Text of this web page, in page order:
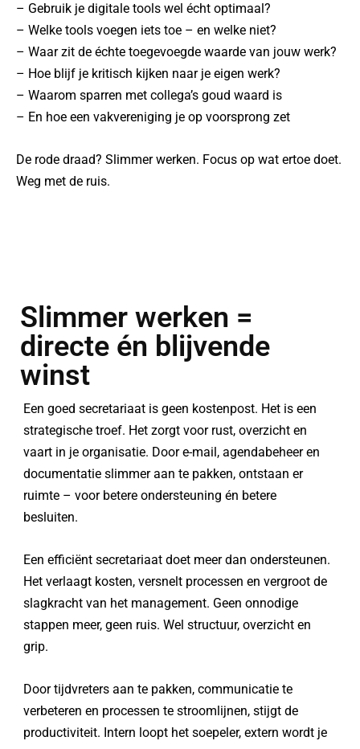
– Gebruik je digitale tools wel écht optimaal?
– Welke tools voegen iets toe – en welke niet?
– Waar zit de échte toegevoegde waarde van jouw werk?
– Hoe blijf je kritisch kijken naar je eigen werk?
– Waarom sparren met collega’s goud waard is
– En hoe een vakvereniging je op voorsprong zet
De rode draad? Slimmer werken. Focus op wat ertoe doet.
Weg met de ruis.
Slimmer werken =
directe én blijvende
winst
Een goed secretariaat is geen kostenpost. Het is een
strategische troef. Het zorgt voor rust, overzicht en
vaart in je organisatie. Door e-mail, agendabeheer en
documentatie slimmer aan te pakken, ontstaan ​​er
ruimte – voor betere ondersteuning én betere
besluiten.
Een efficiënt secretariaat doet meer dan ondersteunen.
Het verlaagt kosten, versnelt processen en vergroot de
slagkracht van het management. Geen onnodige
stappen meer, geen ruis. Wel structuur, overzicht en
grip.
Door tijdvreters aan te pakken, communicatie te
verbeteren en processen te stroomlijnen, stijgt de
productiviteit. Intern loopt het soepeler, extern wordt je